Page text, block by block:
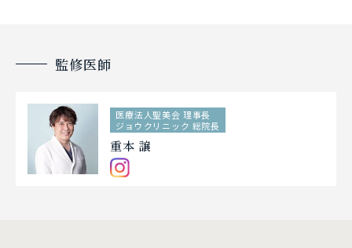
監修医師
医療法人聖美会 理事長
ジョウクリニック 総院長
重本 譲